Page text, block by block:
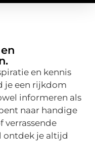
en kennis
je een rijkdom
informeren als
naar handige
verrassende
ontdek je altijd